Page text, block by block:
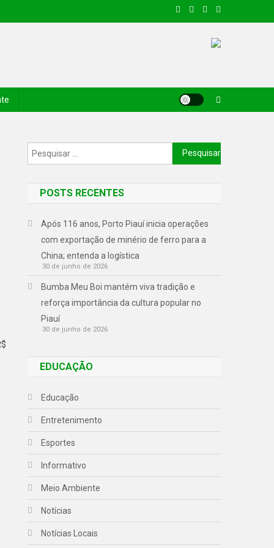
POSTS RECENTES
Após 116 anos, Porto Piauí inicia operações
com exportação de minério de ferro para a
China; entenda a logística
30 de junho de 2026
Bumba Meu Boi mantém viva tradição e
reforça importância da cultura popular no
Piauí
30 de junho de 2026
EDUCAÇÃO
Educação
Entretenimento
Esportes
Informativo
Meio Ambiente
Notícias
Notícias Locais